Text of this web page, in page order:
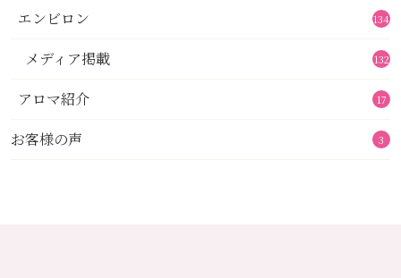
エンビロン 134
メディア掲載 132
アロマ紹介 17
お客様の声 3